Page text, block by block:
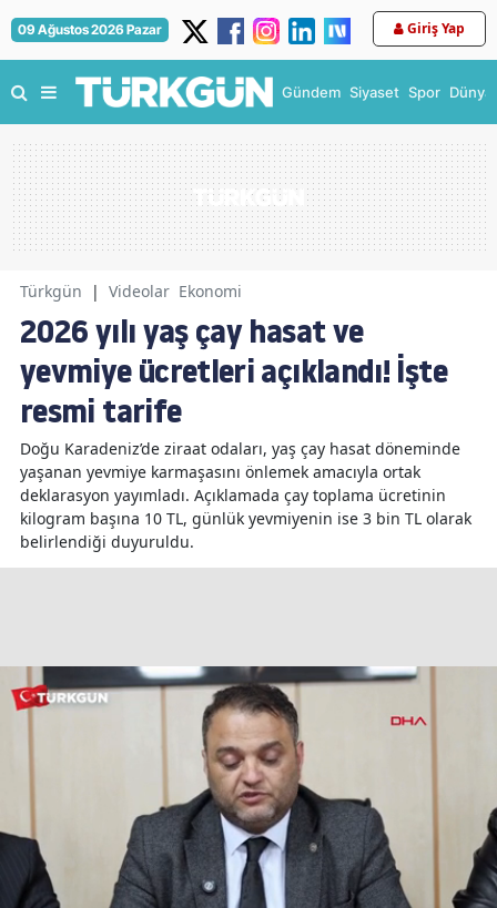
09 Ağustos 2026 Pazar Giriş Yap
Gündem Siyaset Spor Dünya
Türkgün | Videolar Ekonomi
2026 yılı yaş çay hasat ve
yevmiye ücretleri açıklandı! İşte
resmi tarife
Doğu Karadeniz’de ziraat odaları, yaş çay hasat döneminde
yaşanan yevmiye karmaşasını önlemek amacıyla ortak
deklarasyon yayımladı. Açıklamada çay toplama ücretinin
kilogram başına 10 TL, günlük yevmiyenin ise 3 bin TL olarak
belirlendiği duyuruldu.